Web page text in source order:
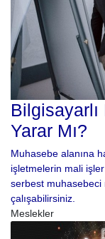
Yarar Mı?
Muhasebe alanına
işletmelerin mali
serbest muhasebeci
çalışabilirsiniz.
Meslekler